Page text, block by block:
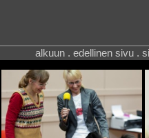
alkuun . edellinen sivu .